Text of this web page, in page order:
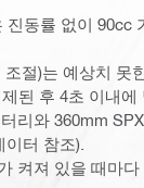
동률 없이 90cc
절)는 예상치 못
된 후 4초 이내에
리와 360mm
터 참조).
켜져 있을 때마